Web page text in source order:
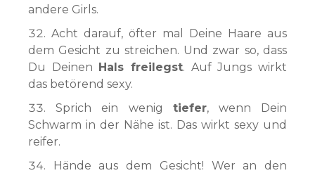
andere Girls.
Acht darauf, öfter mal Deine Haare aus
dem Gesicht zu streichen. Und zwar so, dass
Du Deinen Hals freilegst. Auf Jungs wirkt
das betörend sexy.
Sprich ein wenig tiefer, wenn Dein
Schwarm in der Nähe ist. Das wirkt sexy und
reifer.
Hände aus dem Gesicht! Wer an den